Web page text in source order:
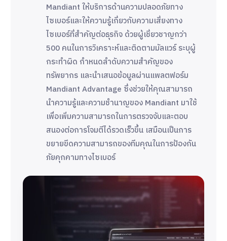
Mandiant ให้บริการด้านความปลอดภัยทาง
ไซเบอร์และให้ความรู้เกี่ยวกับความเสี่ยงทาง
ไซเบอร์ที่สำคัญต่อธุรกิจ ด้วยผู้เชี่ยวชาญกว่า
500 คนในการวิเคราะห์และติดตามมัลแวร์ ระบุผู้
กระทำผิด กำหนดลำดับความสำคัญของ
ทรัพยากร และนำเสนอข้อมูลผ่านแพลตฟอร์ม
Mandiant Advantage ซึ่งช่วยให้คุณสามารถ
นำความรู้และความชำนาญของ Mandiant มาใช้
เพื่อเพิ่มความสามารถในการตรวจจับและตอบ
สนองต่อการโจมตีได้รวดเร็วขึ้น เสมือนเป็นการ
ขยายขีดความสามารถของทีมคุณในการป้องกัน
ภัยคุกคามทางไซเบอร์